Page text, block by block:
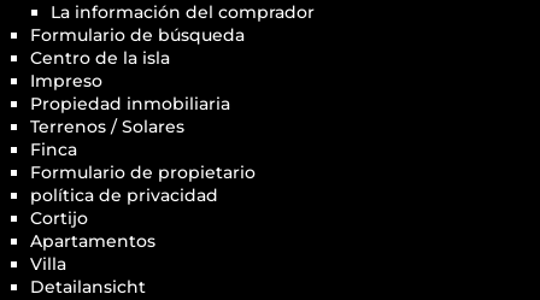
La información del comprador
Formulario de búsqueda
Centro de la isla
Impreso
Propiedad inmobiliaria
Terrenos / Solares
Finca
Formulario de propietario
política de privacidad
Cortijo
Apartamentos
Villa
Detailansicht